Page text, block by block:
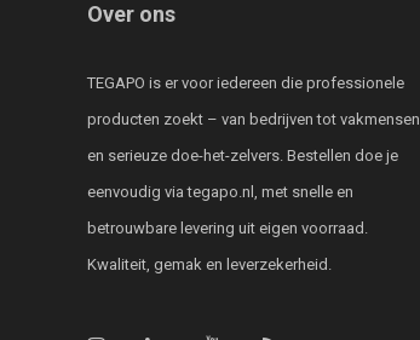
Over ons
TEGAPO is er voor iedereen die professionele
producten zoekt – van bedrijven tot vakmensen
en serieuze doe-het-zelvers. Bestellen doe je
eenvoudig via tegapo.nl, met snelle en
betrouwbare levering uit eigen voorraad.
Kwaliteit, gemak en leverzekerheid.